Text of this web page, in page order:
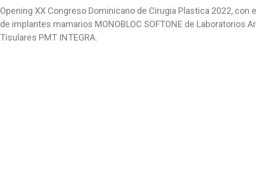
Opening XX Congreso Dominicano de Cirugia Plastica 2022, con
de implantes mamarios MONOBLOC SOFTONE de Laboratorios
Tisulares PMT INTEGRA.